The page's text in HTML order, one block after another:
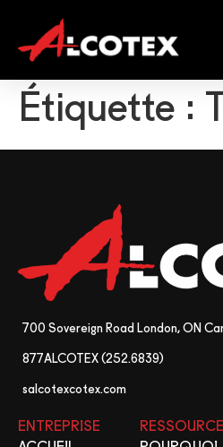
Étiquette :
700 Sovereign Road London, ON
877ALCOTEX (252.6839)
salcotexcotex.com
ENTREPRISE